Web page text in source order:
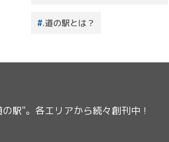
.道の駅とは？
駅"。各エリアから続々創刊中！